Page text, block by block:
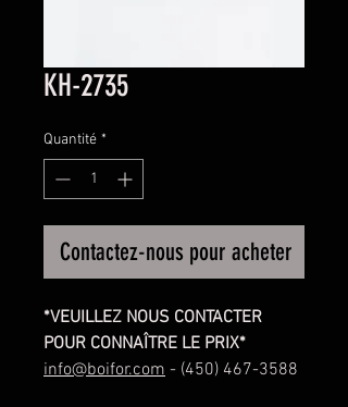
KH-2735
Quantité *
Contactez-nous pour acheter
*VEUILLEZ NOUS CONTACTER
POUR CONNAÎTRE LE PRIX*
info@boifor.com - (450) 467-3588